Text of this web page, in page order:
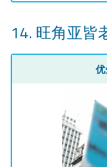
旺角亚皆